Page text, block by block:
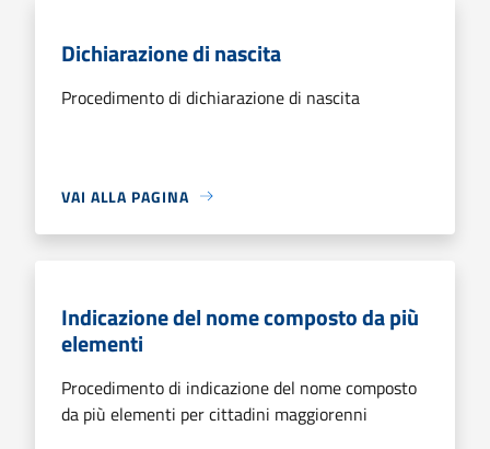
Dichiarazione di nascita
Procedimento di dichiarazione di nascita
VAI ALLA PAGINA
Indicazione del nome composto da più
elementi
Procedimento di indicazione del nome composto
da più elementi per cittadini maggiorenni